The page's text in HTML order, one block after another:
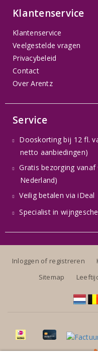
Klantenservice
Klantenservice
Veelgestelde vragen
Privacybeleid
Contact
Over Arentz
Service
Dooskorting bij 12 fl.
netto aanbiedingen)
Gratis bezorging
Nederland)
Veilig betalen via iDeal
Specialist in
Inloggen of registreren
Sitemap